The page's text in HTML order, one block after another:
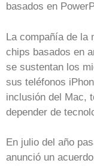
basados en
La compañía de la
chips basados en
se sustentan los
sus teléfonos
inclusión del Mac,
depender de
En julio del año
anunció un